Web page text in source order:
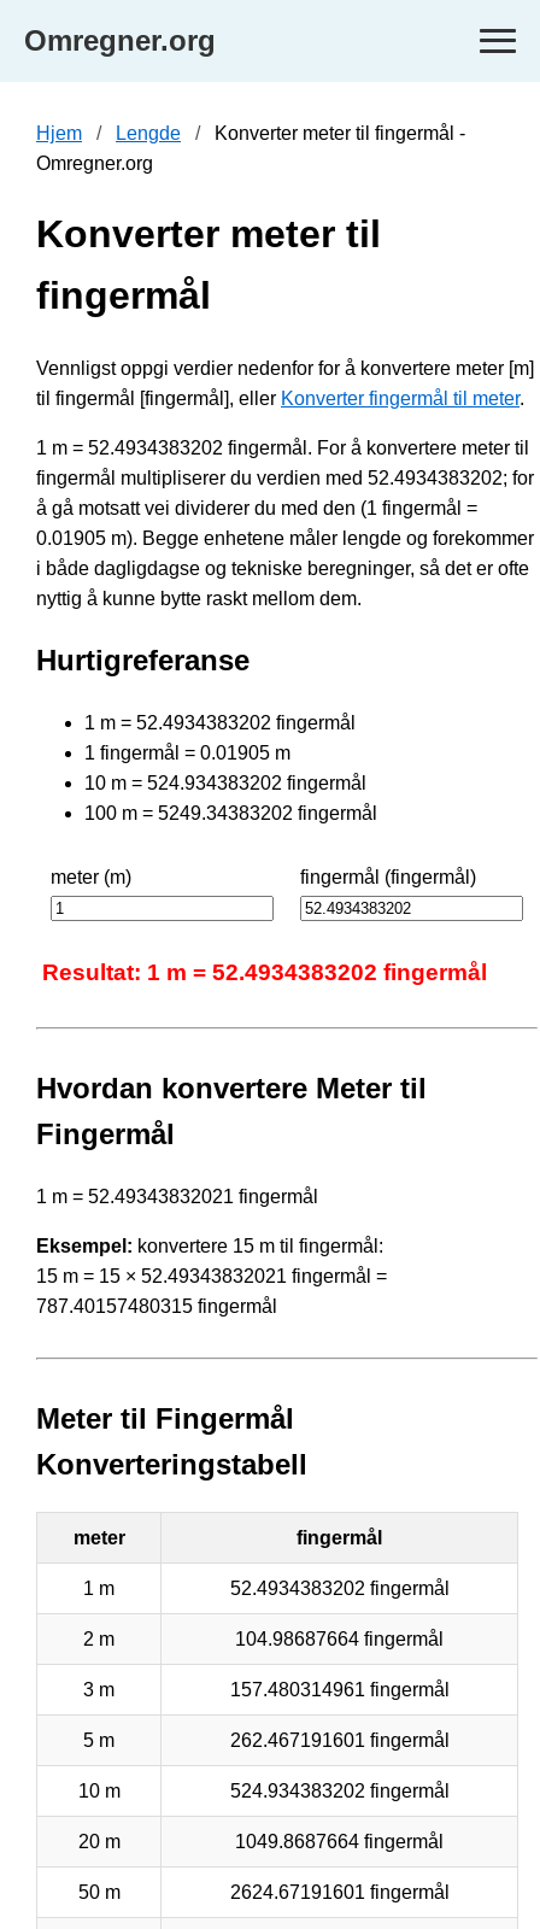
Omregner.org
Hjem Lengde
Konverter meter til fingermål -
Omregner.org
Konverter meter til
fingermål
Vennligst oppgi verdier nedenfor for å konvertere meter [m]
til fingermål [fingermål], eller Konverter fingermål til meter.
1 m = 52.4934383202 fingermål. For å konvertere meter til
fingermål multipliserer du verdien med 52.4934383202; for
å gå motsatt vei dividerer du med den (1 fingermål =
0.01905 m). Begge enhetene måler lengde og forekommer
i både dagligdagse og tekniske beregninger, så det er ofte
nyttig å kunne bytte raskt mellom dem.
Hurtigreferanse
1 m = 52.4934383202 fingermål
1 fingermål = 0.01905 m
10 m = 524.934383202 fingermål
100 m = 5249.34383202 fingermål
meter (m) fingermål (fingermål)
Resultat: 1 m = 52.4934383202 fingermål
Hvordan konvertere Meter til
Fingermål
1 m = 52.49343832021 fingermål
Eksempel: konvertere 15 m til fingermål:
15 m = 15 × 52.49343832021 fingermål =
787.40157480315 fingermål
Meter til Fingermål
Konverteringstabell
meter fingermål
1 m 52.4934383202 fingermål
2 m 104.98687664 fingermål
3 m 157.480314961 fingermål
5 m 262.467191601 fingermål
10 m 524.934383202 fingermål
20 m 1049.8687664 fingermål
50 m 2624.67191601 fingermål